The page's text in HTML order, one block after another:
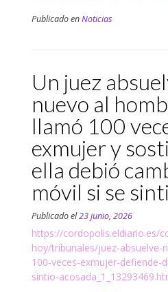
Publicado enNoticias
Un juez
nuevo al
llamó 100
exmujer y
ella debió
móvil si se
Publicado el23 junio, 2026
https://cordopolis.eldiario.es/
hoy/tribunales/juez-absuelve-
100-veces-exmujer-defiende-
sintio-